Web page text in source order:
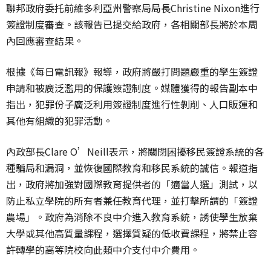
聯邦政府委托前維多利亞州警察局局長Christine Nixon進行
簽證制度審查。該報告已提交給政府，各相關部長將於本周
內回應審查結果。
根據《每日電訊報》報導，政府將嚴打問題嚴重的學生簽證
申請和被廣泛濫用的保護簽證制度。媒體獲得的報告副本中
指出，犯罪份子廣泛利用簽證制度進行性剝削、人口販運和
其他有組織的犯罪活動。
內政部長Clare O’Neill表示，將關閉困擾移民簽證系統的各
種騙局和漏洞，並恢復國際教育和移民系統的誠信。報道指
出，政府將加強對國際教育提供者的「適當人選」測試，以
防止私立學院的所有者兼任教育代理，並打擊所謂的「簽證
農場」。政府為消除不良中介進入教育系統，誘使學生放棄
大學或其他高質量課程，選擇質疑的低收費課程，將禁止容
許轉學的高等院校向此類中介支付中介費用。